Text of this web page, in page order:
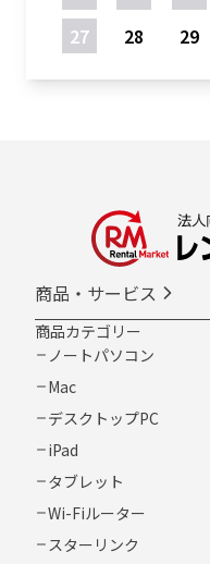
27
28 29
商品・サービス
商品カテゴリー
ノートパソコン
Mac
デスクトップPC
iPad
タブレット
Wi-Fiルーター
スターリンク